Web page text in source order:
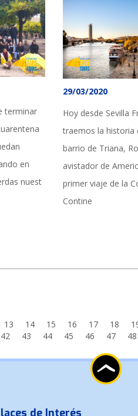
terminar
en
nuest
29/03/2020
Hoy desde Sevilla
traemos la historia
barrio de Triana,
avistador de
primer viaje de la
Contine
13 14 15 16 17 18
42 43 44 45 46 47 48
de Interés